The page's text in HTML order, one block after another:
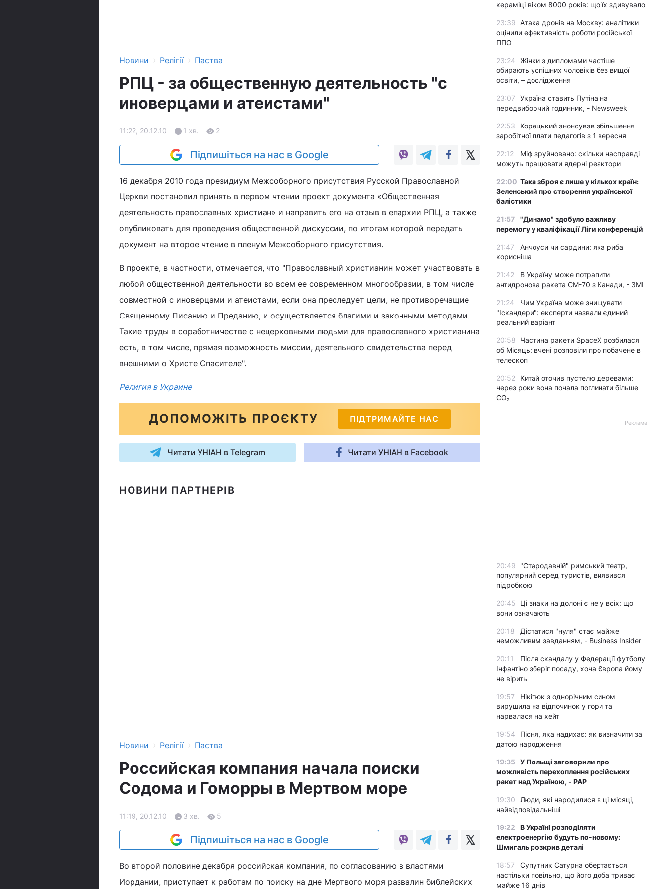
Новини › Релігії › Паства
РПЦ - за общественную деятельность "с
иноверцами и атеистами"
11:22, 20.12.10 1 хв. 2
Підпишіться на нас в Google
16 декабря 2010 года президиум Межсоборного присутствия Русской Православной
Церкви постановил принять в первом чтении проект документа «Общественная
деятельность православных христиан» и направить его на отзыв в епархии РПЦ, а также
опубликовать для проведения общественной дискуссии, по итогам которой передать
документ на второе чтение в пленум Межсоборного присутствия.
В проекте, в частности, отмечается, что "Православный христианин может участвовать в
любой общественной деятельности во всем ее современном многообразии, в том числе
совместной с иноверцами и атеистами, если она преследует цели, не противоречащие
Священному Писанию и Преданию, и осуществляется благими и законными методами.
Такие труды в соработничестве с нецерковными людьми для православного христианина
есть, в том числе, прямая возможность миссии, деятельного свидетельства перед
внешними о Христе Спасителе".
Религия в Украине
ДОПОМОЖІТЬ ПРОЄКТУ ПІДТРИМАЙТЕ НАС
Читати УНІАН в Telegram Читати УНІАН в Facebook
НОВИНИ ПАРТНЕРІВ
Новини › Релігії › Паства
Российская компания начала поиски
Содома и Гоморры в Мертвом море
11:19, 20.12.10 3 хв. 5
Підпишіться на нас в Google
Во второй половине декабря российская компания, по согласованию в властями
Иордании, приступает к работам по поиску на дне Мертвого моря развалин библейских
кераміці віком 8000 років: що їх здивувало
23:39
Атака дронів на Москву: аналітики
оцінили ефективність роботи російської
ППО
23:24
Жінки з дипломами частіше
обирають успішних чоловіків без вищої
освіти, – дослідження
23:07
Україна ставить Путіна на
передвиборчий годинник, - Newsweek
22:53
Корецький анонсував збільшення
заробітної плати педагогів з 1 вересня
22:12
Міф зруйновано: скільки насправді
можуть працювати ядерні реактори
22:00 Така зброя є лише у кількох країн:
Зеленський про створення української
балістики
21:57
"Динамо" здобуло важливу
перемогу у кваліфікації Ліги конференцій
21:47
Анчоуси чи сардини: яка риба
корисніша
21:42
В Україну може потрапити
антидронова ракета CM-70 з Канади, - ЗМІ
21:24
Чим Україна може знищувати
"Іскандери": експерти назвали єдиний
реальний варіант
20:58
Частина ракети SpaceX розбилася
об Місяць: вчені розповіли про побачене в
телескоп
20:52
Китай оточив пустелю деревами:
через роки вона почала поглинати більше
CO₂
Реклама
20:49
"Стародавній" римський театр,
популярний серед туристів, виявився
підробкою
20:45
Ці знаки на долоні є не у всіх: що
вони означають
20:18
Дістатися "нуля" стає майже
неможливим завданням, - Business Insider
20:11
Після скандалу у Федерації футболу
Інфантіно зберіг посаду, хоча Європа йому
не вірить
19:57
Нікітюк з однорічним сином
вирушила на відпочинок у гори та
нарвалася на хейт
19:54
Пісня, яка надихає: як визначити за
датою народження
19:35 У Польщі заговорили про
можливість перехоплення російських
ракет над Україною, - PAP
19:30
Люди, які народилися в ці місяці,
найвідповідальніші
19:22
В Україні розподіляти
електроенергію будуть по-новому:
Шмигаль розкрив деталі
18:57
Супутник Сатурна обертається
настільки повільно, що його доба триває
майже 16 днів